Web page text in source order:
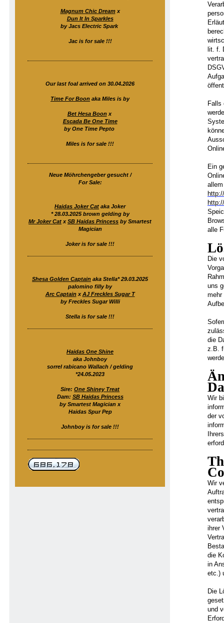
Magnum Chic Dreamx
Dun It In Sparkles
by Jacs Electric Spark
Jac is for sale !!!
Our last foal arrived on 30.04.2026
Time For Boon aka Miles is by
Bet Hesa Boonx
Escada Be One Time
by One Time Pepto
Miles is for sale !!!
Neue Möhrchengeber gesucht /
For Sale:
Haidas Joker Cat aka Joker
* 28.03.2025 brown gelding by
Mr Joker Cat xSB Haidas Princess by Smartest
Magician
Joker is for sale !!!
Shesa Golden Captain aka Stella* 29.03.2025
palomino filly by
Arc CaptainxAJ Freckles Sugar T
by Freckles Sugar Willi
Stella is for sale !!!
Haidas One Shine
aka Johnboy
sorrel rabicano Wallach / gelding
*24.05.2023
Sire: One Shiney Treat
Dam: SB Haidas Princess
by Smartest Magician x
Haidas Spur Pep
Johnboy is for sale !!!
lit. f.
Falls
Ein
alle
Die
uns
mehr
die
z.B.
Wir
der
Wir
ihrer
die
in
etc.)
Die
und